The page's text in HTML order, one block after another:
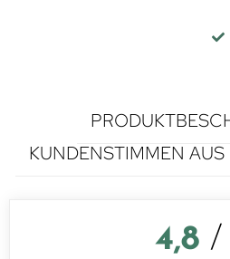
KUNDENSTIMMEN
4,8 /